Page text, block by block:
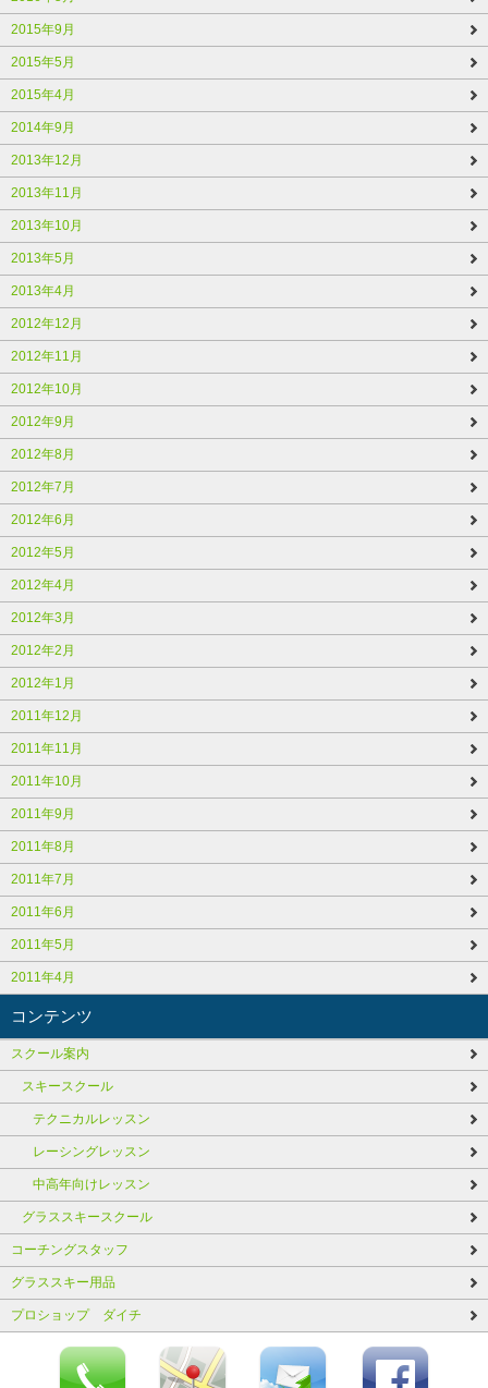
2015年9月
2015年5月
2015年4月
2014年9月
2013年12月
2013年11月
2013年10月
2013年5月
2013年4月
2012年12月
2012年11月
2012年10月
2012年9月
2012年8月
2012年7月
2012年6月
2012年5月
2012年4月
2012年3月
2012年2月
2012年1月
2011年12月
2011年11月
2011年10月
2011年9月
2011年8月
2011年7月
2011年6月
2011年5月
2011年4月
コンテンツ
スクール案内
スキースクール
テクニカルレッスン
レーシングレッスン
中高年向けレッスン
グラススキースクール
コーチングスタッフ
グラススキー用品
プロショップ ダイチ